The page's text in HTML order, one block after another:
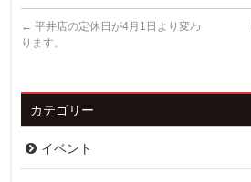
← 平井店の定休日が4月1日より変わ
ります。
カテゴリー
イベント